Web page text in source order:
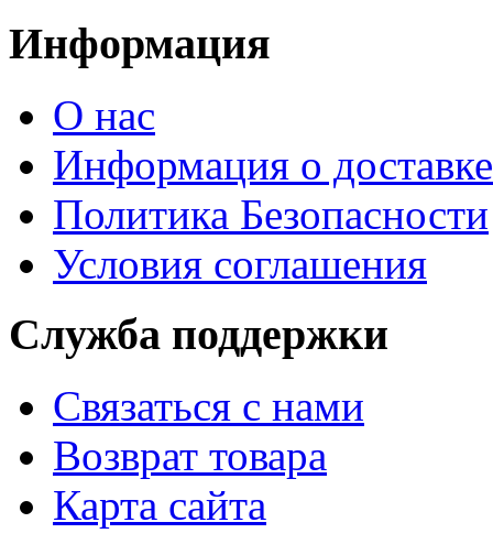
Информация
О нас
Информация о доставке
Политика Безопасности
Условия соглашения
Служба поддержки
Связаться с нами
Возврат товара
Карта сайта